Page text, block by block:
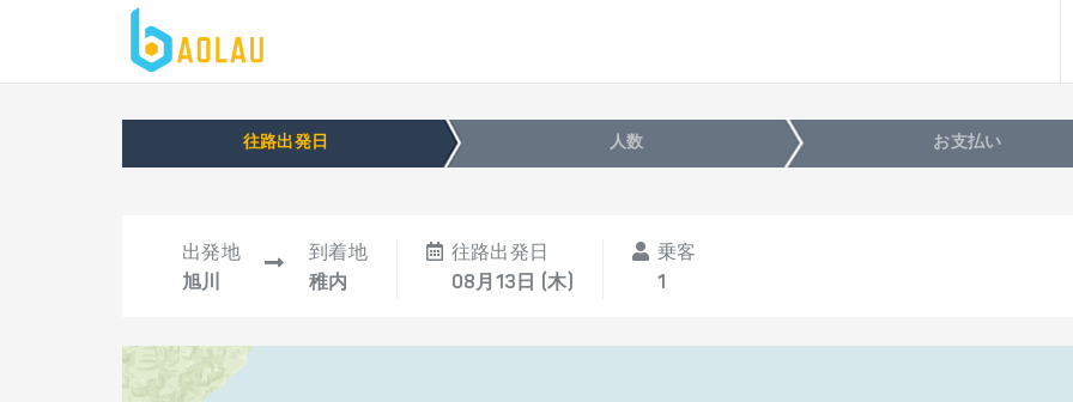
往路出発日 人数 お支払い
出発地
旭川
到着地
稚内
往路出発日
08月13日 (木)
乗客
1